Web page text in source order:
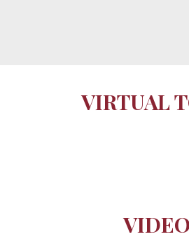
VIRTUAL
VIDEO